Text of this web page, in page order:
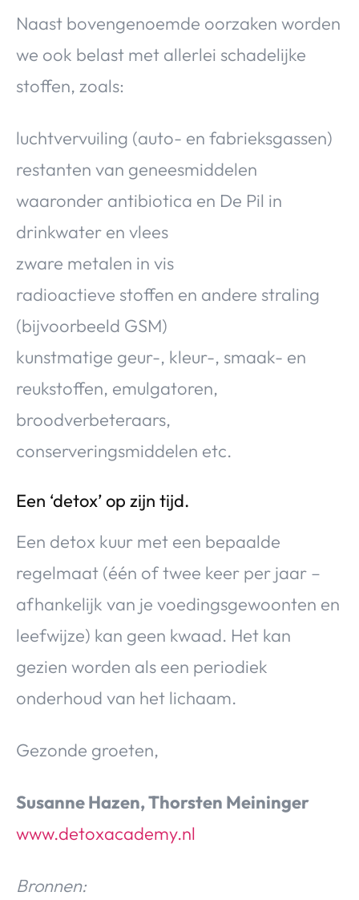
Naast bovengenoemde oorzaken worden
we ook belast met allerlei schadelijke
stoffen, zoals:
luchtvervuiling (auto- en fabrieksgassen)
restanten van geneesmiddelen
waaronder antibiotica en De Pil in
drinkwater en vlees
zware metalen in vis
radioactieve stoffen en andere straling
(bijvoorbeeld GSM)
kunstmatige geur-, kleur-, smaak- en
reukstoffen, emulgatoren,
broodverbeteraars,
conserveringsmiddelen etc.
Een ‘detox’ op zijn tijd.
Een detox kuur met een bepaalde
regelmaat (één of twee keer per jaar –
afhankelijk van je voedingsgewoonten en
leefwijze) kan geen kwaad. Het kan
gezien worden als een periodiek
onderhoud van het lichaam.
Gezonde groeten,
Susanne Hazen, Thorsten Meininger
www.detoxacademy.nl
Bronnen: